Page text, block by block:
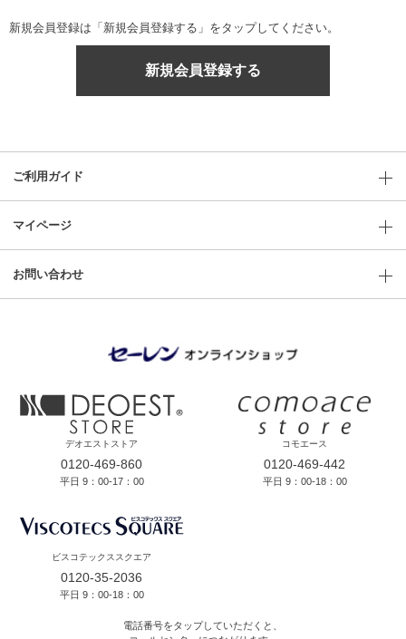
新規会員登録は「新規会員登録する」をタップしてください。
新規会員登録する
ご利用ガイド
マイページ
お問い合わせ
デオエストストア
0120-469-860
平日 9：00-17：00
コモエース
0120-469-442
平日 9：00-18：00
ビスコテックススクエア
0120-35-2036
平日 9：00-18：00
電話番号をタップしていただくと、